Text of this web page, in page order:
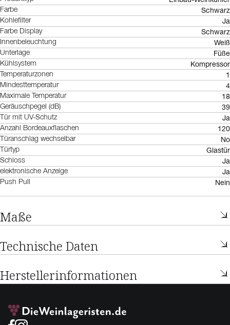
Farbe Schwarz
Kohlefilter Ja
Farbe Display Schwarz
Innenbeleuchtung Weiß
Unterlage Füße
Kühlsystem Kompressor
Temperaturzonen 1
Mindesttemperatur 4
Maximale Temperatur 18
Geräuschpegel (dB) 39
Tür mit UV-Schutz Ja
Anzahl Bordeauxflaschen 120
Türanschlag wechselbar No
Türtyp Glastür
Schloss Ja
elektronische Anzeige Ja
Push Pull Nein
Maße
Technische Daten
Herstellerinformationen